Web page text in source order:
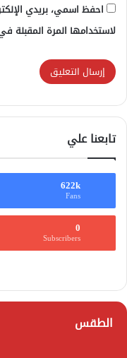
احفظ اسمي، بريدي
لاستخدامها المرة المقبلة
تابعنا علي
622k
Fans
0
Subscribers
الطقس